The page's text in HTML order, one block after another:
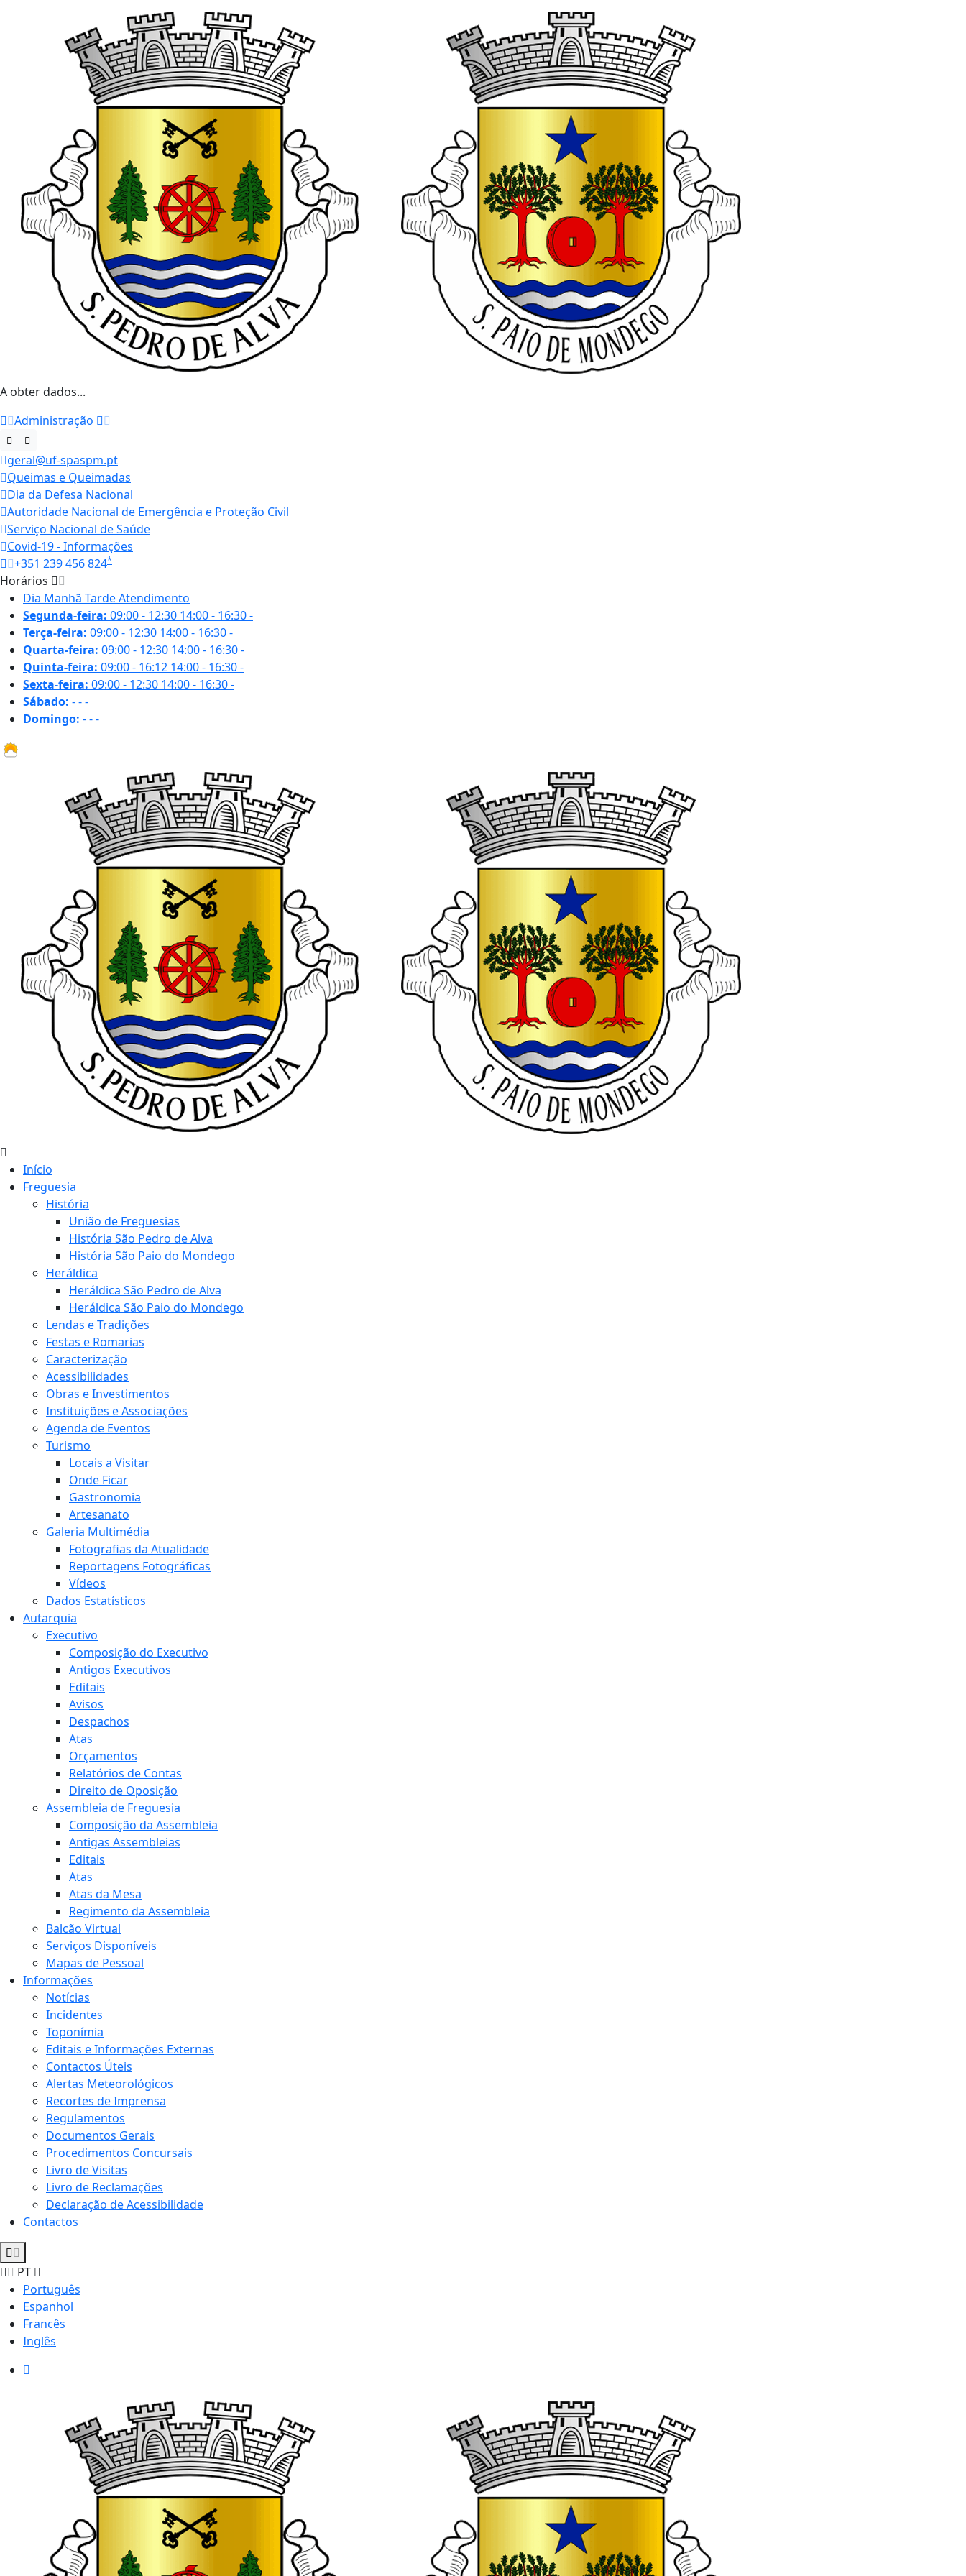
A obter dados...
Administração
geral@uf-spaspm.pt
Queimas e Queimadas
Dia da Defesa Nacional
Autoridade Nacional de Emergência e Proteção Civil
Serviço Nacional de Saúde
Covid-19 - Informações
+351 239 456 824*
Horários
Dia Manhã TardeAtendimento
Segunda-feira: 09:00 - 12:30 14:00 - 16:30-
Terça-feira: 09:00 - 12:30 14:00 - 16:30-
Quarta-feira: 09:00 - 12:30 14:00 - 16:30-
Quinta-feira: 09:00 - 16:12 14:00 - 16:30-
Sexta-feira: 09:00 - 12:30 14:00 - 16:30-
Sábado: ---
Domingo: ---
Início
Freguesia
História
União de Freguesias
História São Pedro de Alva
História São Paio do Mondego
Heráldica
Heráldica São Pedro de Alva
Heráldica São Paio do Mondego
Lendas e Tradições
Festas e Romarias
Caracterização
Acessibilidades
Obras e Investimentos
Instituições e Associações
Agenda de Eventos
Turismo
Locais a Visitar
Onde Ficar
Gastronomia
Artesanato
Galeria Multimédia
Fotografias da Atualidade
Reportagens Fotográficas
Vídeos
Dados Estatísticos
Autarquia
Executivo
Composição do Executivo
Antigos Executivos
Editais
Avisos
Despachos
Atas
Orçamentos
Relatórios de Contas
Direito de Oposição
Assembleia de Freguesia
Composição da Assembleia
Antigas Assembleias
Editais
Atas
Atas da Mesa
Regimento da Assembleia
Balcão Virtual
Serviços Disponíveis
Mapas de Pessoal
Informações
Notícias
Incidentes
Toponímia
Editais e Informações Externas
Contactos Úteis
Alertas Meteorológicos
Recortes de Imprensa
Regulamentos
Documentos Gerais
Procedimentos Concursais
Livro de Visitas
Livro de Reclamações
Declaração de Acessibilidade
Contactos
PT
Português
Espanhol
Francês
Inglês